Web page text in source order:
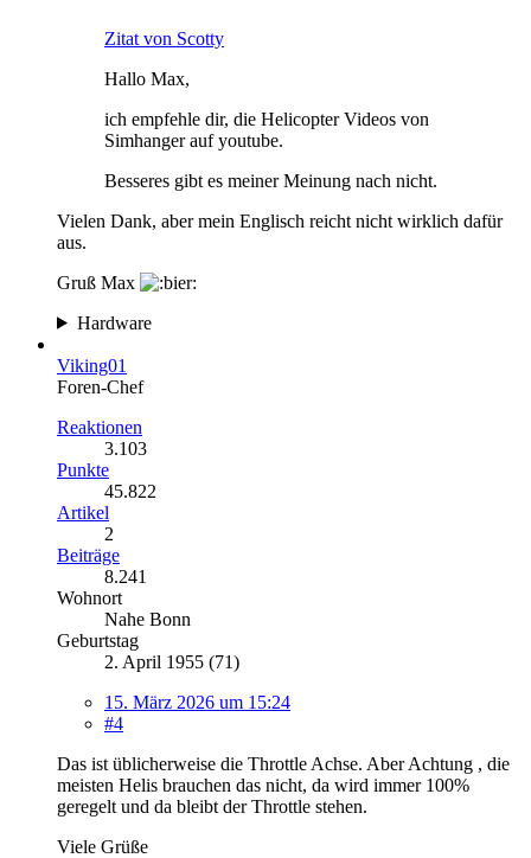
Zitat von Scotty
Hallo Max,
ich empfehle dir, die Helicopter Videos von
Simhanger auf youtube.
Besseres gibt es meiner Meinung nach nicht.
Vielen Dank, aber mein Englisch reicht nicht wirklich dafür
aus.
Gruß Max
Hardware
Viking01
Foren-Chef
Reaktionen
3.103
Punkte
45.822
Artikel
2
Beiträge
8.241
Wohnort
Nahe Bonn
Geburtstag
2. April 1955 (71)
15. März 2026 um 15:24
#4
Das ist üblicherweise die Throttle Achse. Aber Achtung , die
meisten Helis brauchen das nicht, da wird immer 100%
geregelt und da bleibt der Throttle stehen.
Viele Grüße